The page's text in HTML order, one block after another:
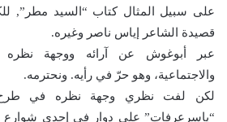
على سبيل المثال كتاب “السيد مطر”,
قصيدة الشاعر إياس ناصر وغيره.
عبر أبوغوش عن آرائه ووجهة نظره
والاجتماعية، وهو حرّ في رأيه. ونحترمه.
لكن لفت نظري وجهة نظره في طرح
“ياسرعرفات” على دوار في إحدى شوارع